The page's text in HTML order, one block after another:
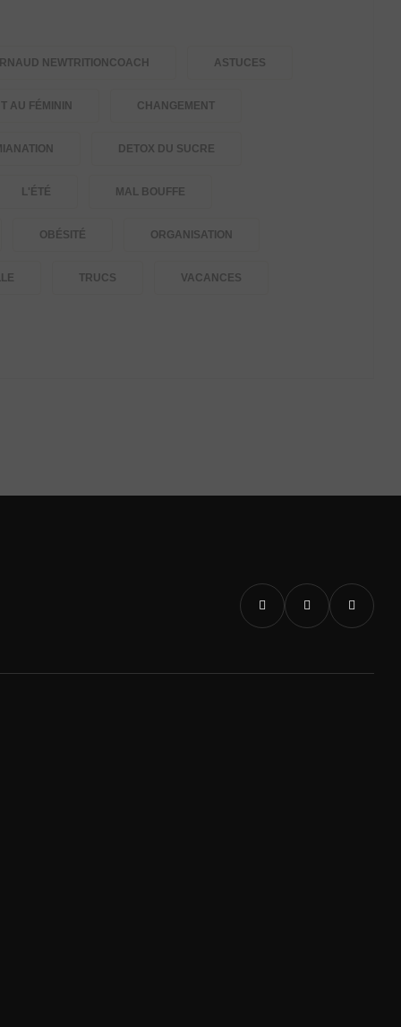
NEWTRITIONCOACH ASTUCES
AU FÉMININ CHANGEMENT
DETOX DU SUCRE
L'ÉTÉ MAL BOUFFE
OBÉSITÉ ORGANISATION
TRUCS VACANCES